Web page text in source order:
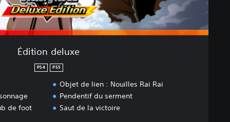
Édition deluxe
PS4 PS5
de foot
Objet de lien : Nouilles Rai Rai
Pendentif du serment
Saut de la victoire